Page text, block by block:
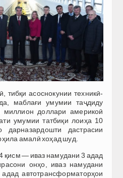
асоснокунии техникӣ-
маблағи умумии таҷдиду
миллион доллари америкоӣ
умумии татбиқи лоиҳа 10
дастрасии
амалӣ хоҳад шуд.
қисм — иваз намудани 3 адад
онҳо, иваз намудани
автотрансформаторҳои